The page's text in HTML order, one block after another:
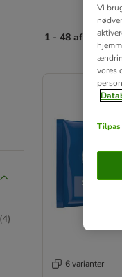
(4)
1 - 48 af 67
product items
6 varianter
Vi
vores